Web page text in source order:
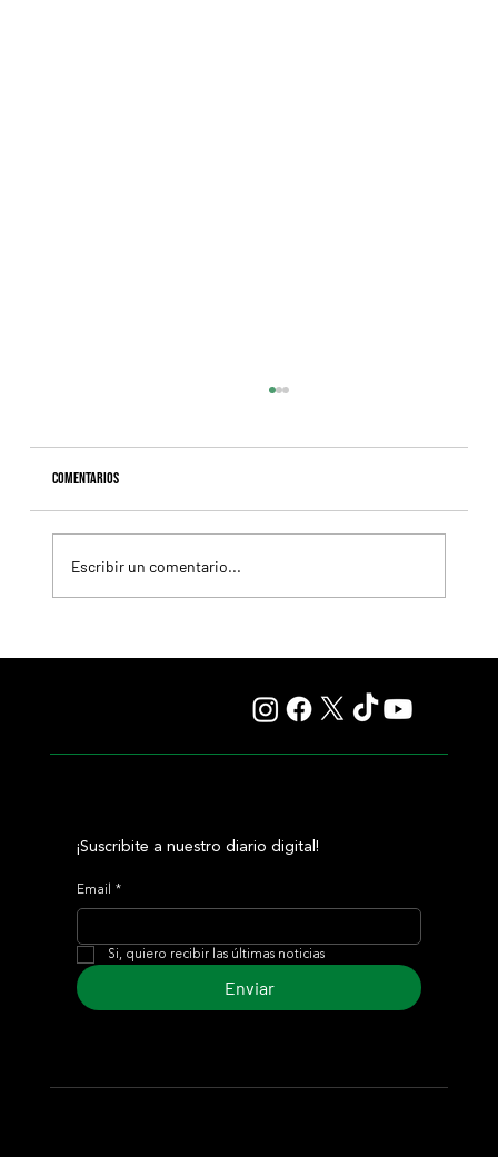
Comentarios
Escribir un comentario...
¡Suscribite a nuestro diario digital!
Email *
Si, quiero recibir las últimas noticias
Enviar